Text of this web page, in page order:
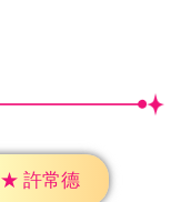
★ 許常德